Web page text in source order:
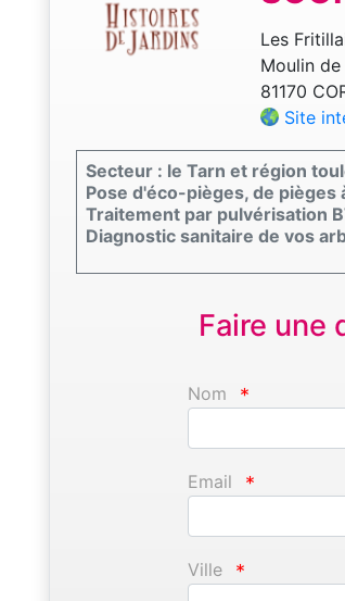
Les
Moulin
81170
Site
Secteur : le Tarn et région
Pose d'éco-pièges, de
Traitement par pulvérisation
Diagnostic sanitaire de vos
Faire une
Nom *
Email *
Ville *